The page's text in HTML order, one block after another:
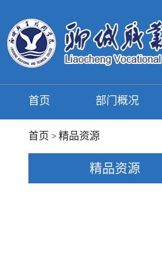
首页 部门概况
首页 > 精品资源
精品资源